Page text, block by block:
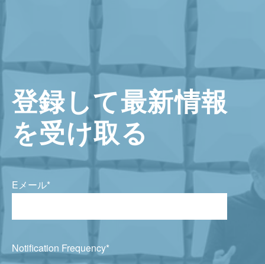
登録して最新情報
を受け取る
Eメール*
Notification Frequency*